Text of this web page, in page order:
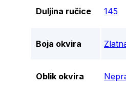
Duljina ručice 145
Boja okvira
Oblik okvira